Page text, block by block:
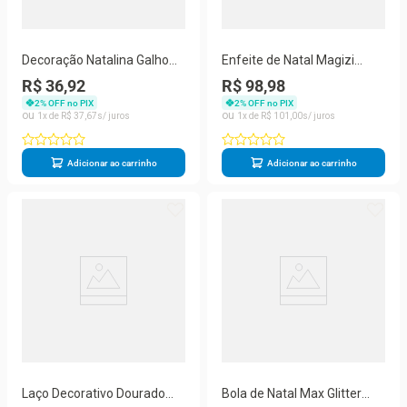
Decoração Natalina Galho
Pick Pinheiro Natal Rosê
Fosco com 3 Unidades Rosê
Yangzi
R$ 36,92
2% OFF no PIX
1
R$ 37 67
Adicionar ao carrinho
Enfeite de Natal Magizi
Porta Retrato com Glitter
Dourado Yangzi 6 Peças
R$ 98,98
2% OFF no PIX
1
R$ 101 00
Adicionar ao carrinho
Laço Decorativo Dourado
Bola de Natal Max Glitter